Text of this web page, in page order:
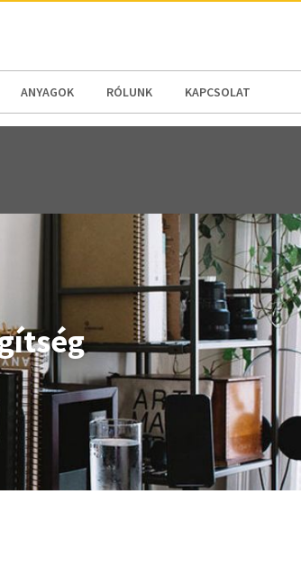
ANYAGOK RÓLUNK KAPCSOLAT